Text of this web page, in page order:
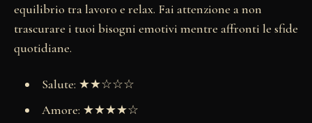
equilibrio tra lavoro e relax. Fai attenzione a non
trascurare i tuoi bisogni emotivi mentre affronti le sfide
quotidiane.
Salute: ★★☆☆☆
Amore: ★★★★☆